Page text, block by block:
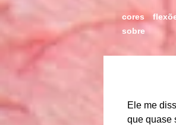
cores
sobre
Ele me
que quase